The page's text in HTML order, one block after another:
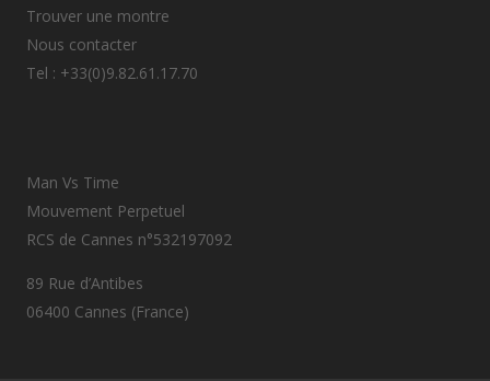
Trouver une montre
Nous contacter
Tel : +33(0)9.82.61.17.70
Man Vs Time
Mouvement Perpetuel
RCS de Cannes n°532197092
89 Rue d’Antibes
06400 Cannes (France)